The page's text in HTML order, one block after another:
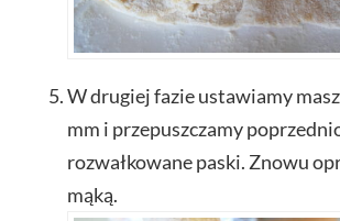
W drugiej fazie ustawiamy
mm i przepuszczamy
rozwałkowane paski. Znowu
mąką.